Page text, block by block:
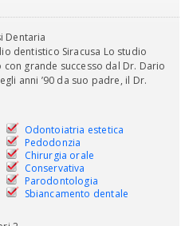
Dentaria
dentistico Siracusa Lo studio
grande successo dal Dr. Dario
anni ’90 da suo padre, il Dr.
Odontoiatria estetica
Pedodonzia
Chirurgia orale
Conservativa
Parodontologia
Sbiancamento dentale